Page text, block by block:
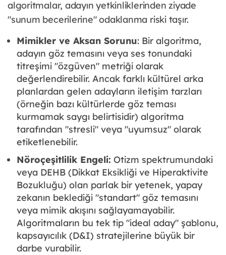
algoritmalar, adayın yetkinliklerinden ziyade
"sunum becerilerine" odaklanma riski taşır.
Mimikler ve Aksan Sorunu: Bir algoritma,
adayın göz temasını veya ses tonundaki
titreşimi "özgüven" metriği olarak
değerlendirebilir. Ancak farklı kültürel arka
planlardan gelen adayların iletişim tarzları
(örneğin bazı kültürlerde göz teması
kurmamak saygı belirtisidir) algoritma
tarafından "stresli" veya "uyumsuz" olarak
etiketlenebilir.
Nöroçeşitlilik Engeli: Otizm spektrumundaki
veya DEHB (Dikkat Eksikliği ve Hiperaktivite
Bozukluğu) olan parlak bir yetenek, yapay
zekanın beklediği "standart" göz temasını
veya mimik akışını sağlayamayabilir.
Algoritmaların bu tek tip "ideal aday" şablonu,
kapsayıcılık (D&I) stratejilerine büyük bir
darbe vurabilir.